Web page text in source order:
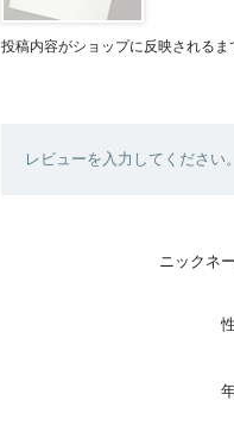
投稿内容がショップに反映されるま
レビューを入力してください。
ニックネ